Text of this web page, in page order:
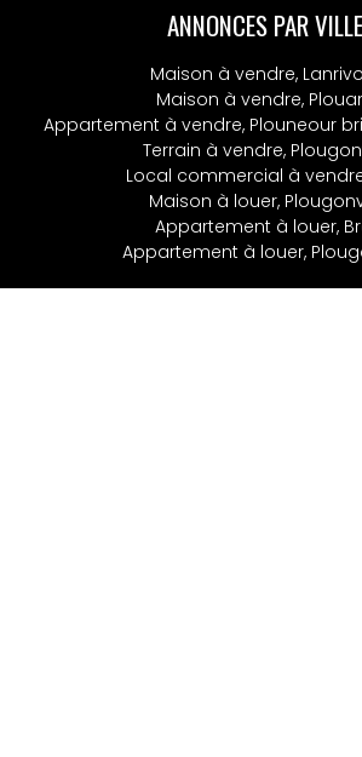
ANNONCES PAR
Maison à vendre,
Maison à vendre,
Appartement à vendre, Plouneour
Terrain à vendre,
Local commercial à
Maison à louer,
Appartement à louer,
Appartement à louer,